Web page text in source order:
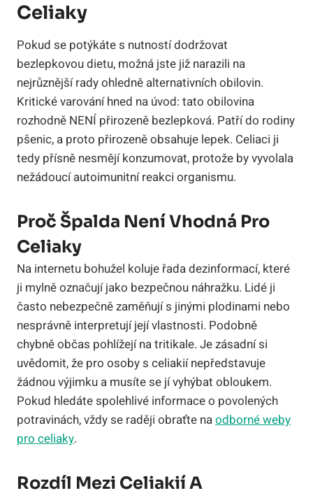
Celiaky
Pokud se potýkáte s nutností dodržovat
bezlepkovou dietu, možná jste již narazili na
nejrůznější rady ohledně alternativních obilovin.
Kritické varování hned na úvod: tato obilovina
rozhodně NENÍ přirozeně bezlepková. Patří do rodiny
pšenic, a proto přirozeně obsahuje lepek. Celiaci ji
tedy přísně nesmějí konzumovat, protože by vyvolala
nežádoucí autoimunitní reakci organismu.
Proč Špalda Není Vhodná Pro
Celiaky
Na internetu bohužel koluje řada dezinformací, které
ji mylně označují jako bezpečnou náhražku. Lidé ji
často nebezpečně zaměňují s jinými plodinami nebo
nesprávně interpretují její vlastnosti. Podobně
chybně občas pohlížejí na tritikale. Je zásadní si
uvědomit, že pro osoby s celiakií nepředstavuje
žádnou výjimku a musíte se jí vyhýbat obloukem.
Pokud hledáte spolehlivé informace o povolených
potravinách, vždy se raději obraťte naodborné weby
pro celiaky.
Rozdíl Mezi Celiakií A